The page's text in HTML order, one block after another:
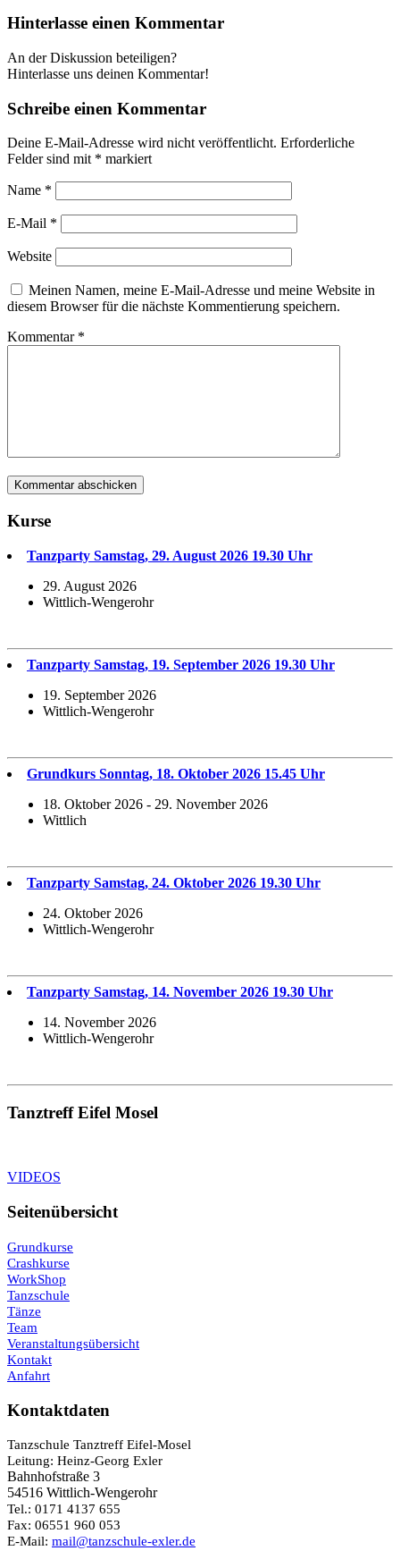
Hinterlasse einen Kommentar
An der Diskussion beteiligen?
Hinterlasse uns deinen Kommentar!
Schreibe einen Kommentar
Deine E-Mail-Adresse wird nicht veröffentlicht. Erforderliche
Felder sind mit * markiert
Name *
E-Mail *
Website
Meinen Namen, meine E-Mail-Adresse und meine Website in
diesem Browser für die nächste Kommentierung speichern.
Kommentar *
Kurse
Tanzparty Samstag, 29. August 2026 19.30 Uhr
29. August 2026
Wittlich-Wengerohr
Tanzparty Samstag, 19. September 2026 19.30 Uhr
19. September 2026
Wittlich-Wengerohr
Grundkurs Sonntag, 18. Oktober 2026 15.45 Uhr
18. Oktober 2026 - 29. November 2026
Wittlich
Tanzparty Samstag, 24. Oktober 2026 19.30 Uhr
24. Oktober 2026
Wittlich-Wengerohr
Tanzparty Samstag, 14. November 2026 19.30 Uhr
14. November 2026
Wittlich-Wengerohr
Tanztreff Eifel Mosel
VIDEOS
Seitenübersicht
Grundkurse
Crashkurse
WorkShop
Tanzschule
Tänze
Team
Veranstaltungsübersicht
Kontakt
Anfahrt
Kontaktdaten
Tanzschule Tanztreff Eifel-Mosel
Leitung: Heinz-Georg Exler
Bahnhofstraße 3
54516 Wittlich-Wengerohr
Tel.: 0171 4137 655
Fax: 06551 960 053
E-Mail: mail@tanzschule-exler.de